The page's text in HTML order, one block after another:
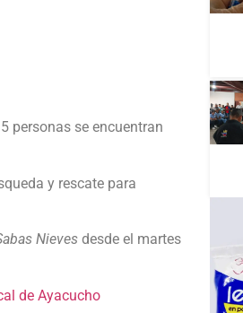
personas se encuentran
y rescate para
Nieves desde el martes
de Ayacucho